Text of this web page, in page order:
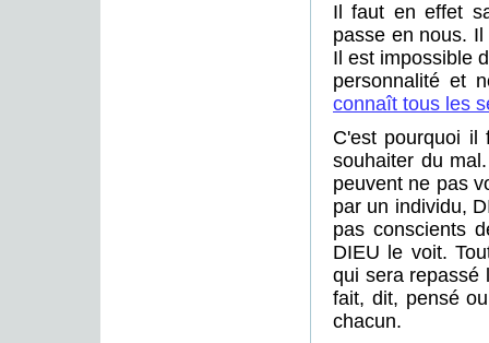
Il faut en effet
passe en nous.
Il est impossible
personnalité et
connaît tous les
C'est pourquoi il
souhaiter du
peuvent ne pas
par un individu,
pas conscients
DIEU le voit.
qui sera repassé
fait, dit, pensé
chacun.